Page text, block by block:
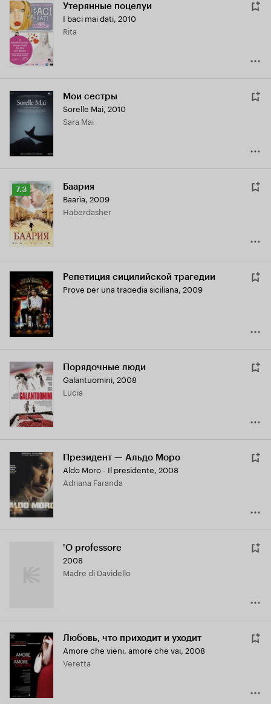
Утерянные поцелуи
I baci mai dati, 2010
Rita
Мои сестры
Sorelle Mai, 2010
Sara Mai
Рейтинг
Кинопоиска
7.3
7.3 Баария
Baarìa, 2009
Haberdasher
Репетиция сицилийской трагедии
Prove per una tragedia siciliana, 2009
Порядочные люди
Galantuomini, 2008
Lucia
Президент — Альдо Моро
Aldo Moro - Il presidente, 2008
Adriana Faranda
'O professore
2008
Madre di Davidello
Любовь, что приходит и уходит
Amore che vieni, amore che vai, 2008
Veretta